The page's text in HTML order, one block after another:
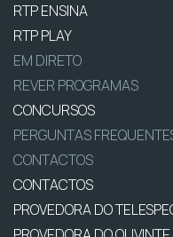
RTP ENSINA
RTP PLAY
EM DIRETO
REVER PROGRAMAS
CONCURSOS
PERGUNTAS
CONTACTOS
CONTACTOS
PROVEDORA DO